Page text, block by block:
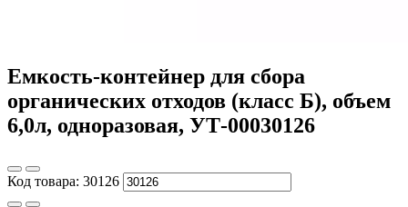
Емкость-контейнер для сбора
органических отходов (класс Б), объем
6,0л, одноразовая, УТ-00030126
Код товара: 30126